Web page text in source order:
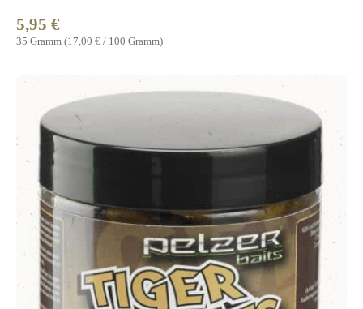
35 Gramm (17,00 € / 100 Gramm)
Regulärer Preis:
5,95 €